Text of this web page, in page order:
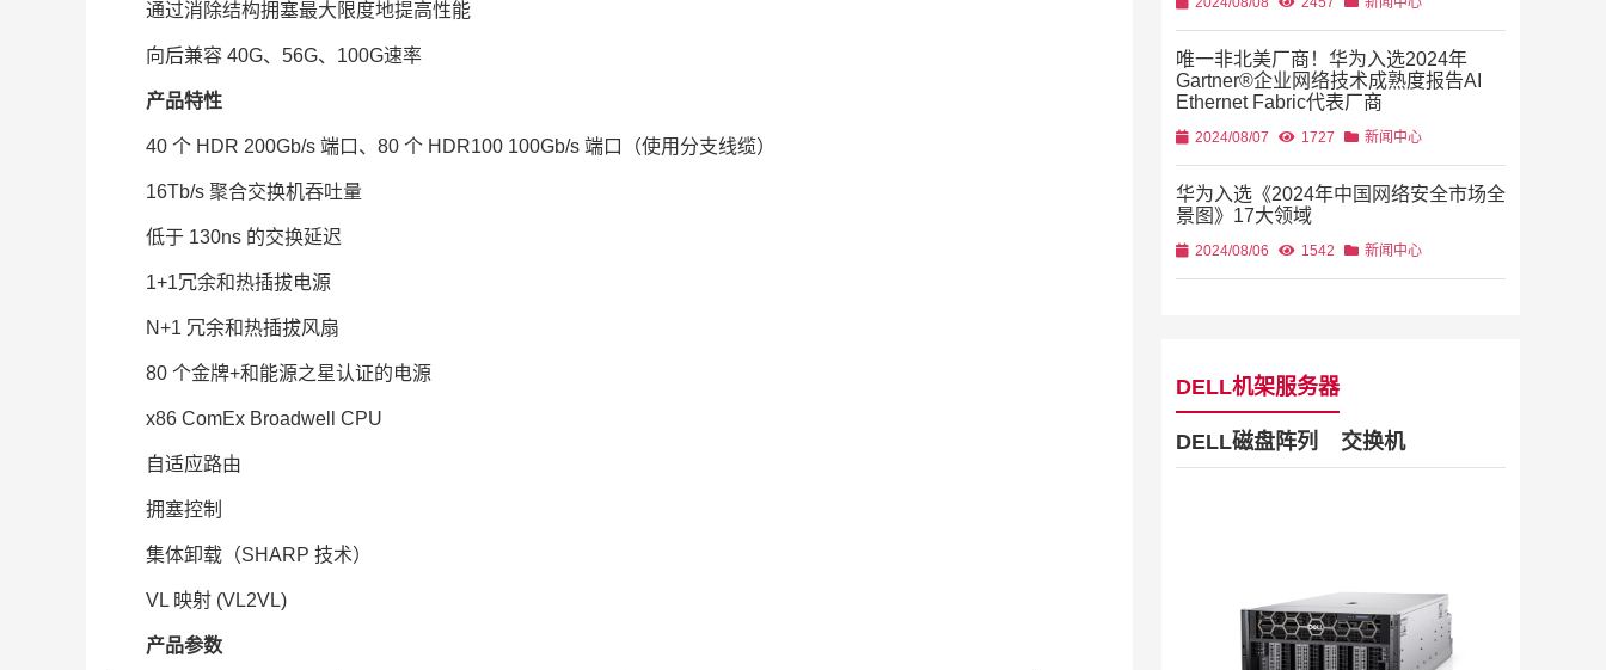
通过消除结构拥塞最大限度地提高性能
向后兼容 40G、56G、100G速率
产品特性
40 个 HDR 200Gb/s 端口、80 个 HDR100 100Gb/s 端口（使用分支线缆）
16Tb/s 聚合交换机吞吐量
低于 130ns 的交换延迟
1+1冗余和热插拔电源
N+1 冗余和热插拔风扇
80 个金牌+和能源之星认证的电源
x86 ComEx Broadwell CPU
自适应路由
拥塞控制
集体卸载（SHARP 技术）
VL 映射 (VL2VL)
产品参数
唯一非北美厂商！华为入选2024年
Gartner®企业网络技术成熟度报告AI
Ethernet Fabric代表厂商
2024/08/07 1727 新闻中心
华为入选《2024年中国网络安全市场全
景图》17大领域
2024/08/06 1542 新闻中心
DELL机架服务器
DELL磁盘阵列 交换机